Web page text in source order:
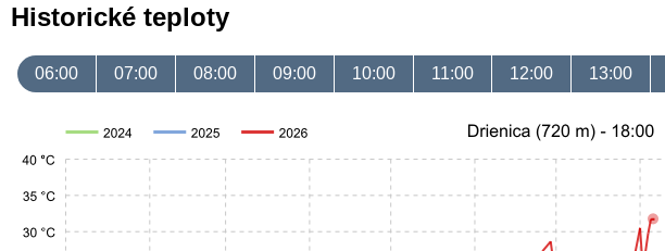
Historické teploty
06:00 07:00 08:00 09:00 10:00 11:00 12:00 13:00